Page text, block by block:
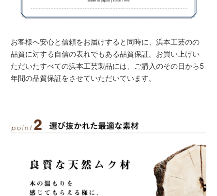
お客様へ安心と信頼をお届けすると同時に、浜本工芸のの
品質に対する自信の表れでもある品質保証。お買い上げい
ただいたすべての浜本工芸製品には、ご購入のその日から5
年間の品質保証をさせていただいています。